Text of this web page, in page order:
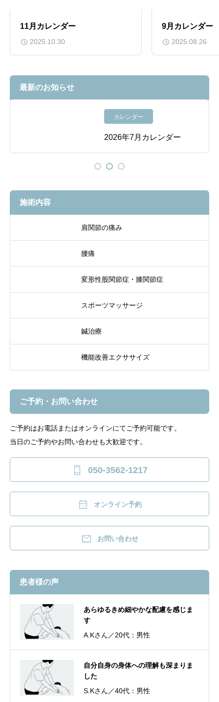
11月カレンダー
2025.10.30
9月カレンダー
2025.08.26
最新のお知らせ
2026年7月カレンダー
施術内容
肩関節の痛み
腰痛
変形性股関節症・膝関節症
スポーツマッサージ
鍼治療
機能改善エクササイズ
ご予約・お問い合わせ
ご予約はお電話またはオンラインにてご予約可能です。
当日のご予約やお問い合わせも大歓迎です。
 050-3562-1217
 オンライン予約
 お問い合わせ
患者様の声
あらゆるきめ細やかな配慮を感じま
す
A.Kさん／20代：男性
自分自身の身体への理解も深まりま
した
S.Kさん／40代：男性